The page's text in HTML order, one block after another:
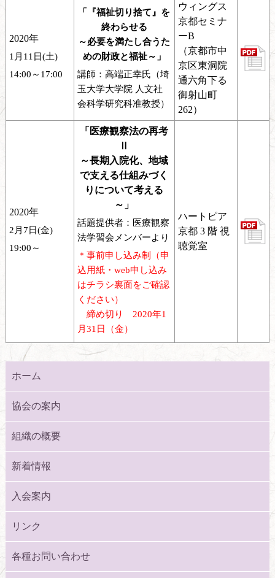
2020年
1月11日(土)
14:00～17:00
「『福祉切り捨て』を
終わらせる
～必要を満たし合うた
めの財政と福祉～」
講師：高端正幸氏（埼
玉大学大学院 人文社
会科学研究科准教授）
ウィングス
京都セミナ
ーB
（京都市中
京区東洞院
通六角下る
御射山町
262）
2020年
2月7日(金)
19:00～
「医療観察法の再考
～長期入院化、地域
で支える仕組みづく
りについて考える
～」
話題提供者：医療観察
法学習会メンバーより
＊事前申し込み制（申
込用紙・web申し込み
はチラシ裏面をご確認
ください）
締め切り 2020年1
月31日（金）
ハートピア
京都 3 階 視
聴覚室
ホーム
協会の案内
組織の概要
新着情報
入会案内
リンク
各種お問い合わせ